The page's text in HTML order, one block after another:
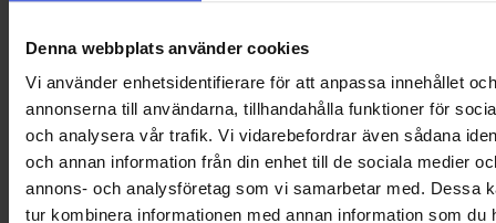
Denna webbplats använder cookies
Vi använder enhetsidentifierare för att anpassa innehållet och
annonserna till användarna, tillhandahålla funktioner för
och analysera vår trafik. Vi vidarebefordrar även sådana
och annan information från din enhet till de sociala medier
annons- och analysföretag som vi samarbetar med. Dessa
tur kombinera informationen med annan information som du
OHLSSONS REGION SYD
OHLSSONS REGION VÄST